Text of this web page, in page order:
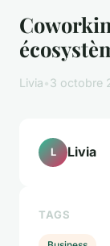
Livia•3 octobre
L Livia
TAGS